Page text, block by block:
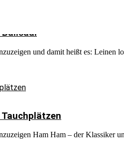
und damit heißt es: Leinen
Ham Ham – der Klassiker